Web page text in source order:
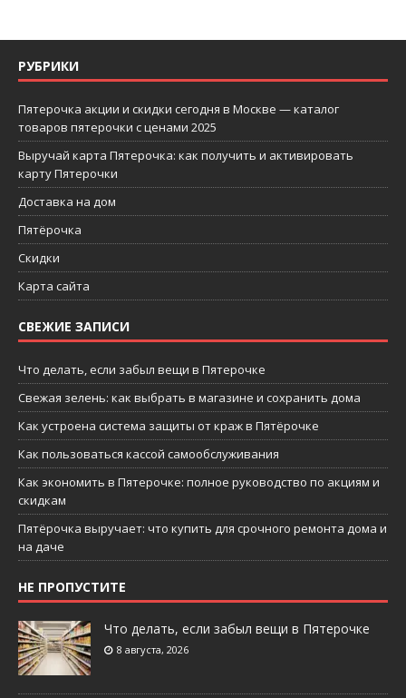
РУБРИКИ
Пятерочка акции и скидки сегодня в Москве — каталог
товаров пятерочки с ценами 2025
Выручай карта Пятерочка: как получить и активировать
карту Пятерочки
Доставка на дом
Пятёрочка
Скидки
Карта сайта
СВЕЖИЕ ЗАПИСИ
Что делать, если забыл вещи в Пятерочке
Свежая зелень: как выбрать в магазине и сохранить дома
Как устроена система защиты от краж в Пятёрочке
Как пользоваться кассой самообслуживания
Как экономить в Пятерочке: полное руководство по акциям и
скидкам
Пятёрочка выручает: что купить для срочного ремонта дома и
на даче
НЕ ПРОПУСТИТЕ
Что делать, если забыл вещи в Пятерочке
8 августа, 2026